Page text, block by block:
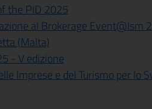
the PID 2025
al Brokerage Event@Ism
(Malta)
- V edizione
Imprese e del Turismo per lo